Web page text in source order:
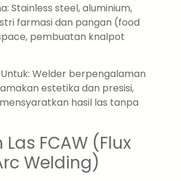
Stainless steel, aluminium,
farmasi dan pangan (food
pembuatan knalpot
Welder berpengalaman
estetika dan presisi,
hasil las tanpa
Las FCAW (Flux
Welding)